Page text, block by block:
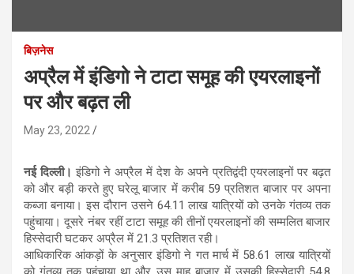
बिज़नेस
अप्रैल में इंडिगो ने टाटा समूह की एयरलाइनों
पर और बढ़त ली
May 23, 2022
नई दिल्ली। इंडिगो ने अप्रैल में देश के अपने प्रतिद्वंदी एयरलाइनों पर बढ़त
को और बड़ी करते हुए घरेलू बाजार में करीब 59 प्रतिशत बाजार पर अपना
कब्जा बनाया। इस दौरान उसने 64.11 लाख यात्रियों को उनके गंतव्य तक
पहुंचाया। दूसरे नंबर रहीं टाटा समूह की तीनों एयरलाइनों की सम्मलित बाजार
हिस्सेदारी घटकर अप्रैल में 21.3 प्रतिशत रही।
आधिकारिक आंकड़ों के अनुसार इंडिगो ने गत मार्च में 58.61 लाख यात्रियों